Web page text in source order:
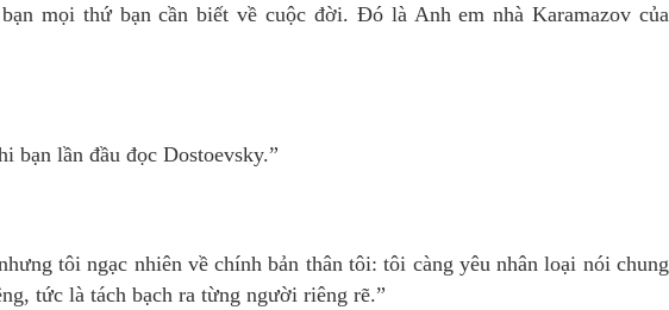
mọi thứ bạn cần biết về cuộc đời. Đó là Anh em nhà Karamazov của
bạn lần đầu đọc Dostoevsky.”
tôi ngạc nhiên về chính bản thân tôi: tôi càng yêu nhân loại nói chung
tức là tách bạch ra từng người riêng rẽ.”